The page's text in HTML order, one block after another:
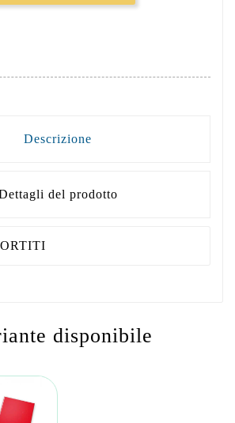
Descrizione
del prodotto
disponibile